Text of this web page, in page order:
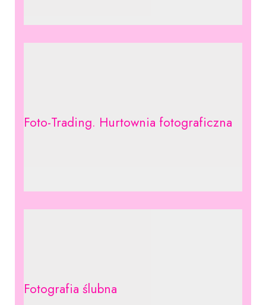
Foto-Trading. Hurtownia fotograficzna
Fotografia ślubna